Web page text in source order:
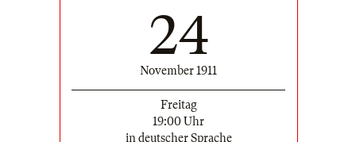
24
November 1911
Freitag
19:00 Uhr
in deutscher Sprache